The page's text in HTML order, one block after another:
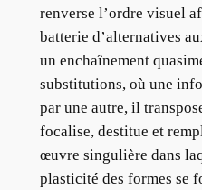
renverse l’ordre visuel
batterie d’alternatives
un enchaînement
substitutions, où une
par une autre, il
focalise, destitue et
œuvre singulière dans
plasticité des formes se